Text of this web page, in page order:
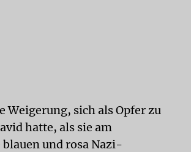
Weigerung, sich als Opfer zu
hatte, als sie am
und rosa Nazi-